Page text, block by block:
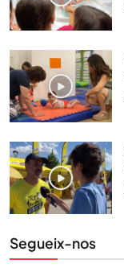
Segueix-nos